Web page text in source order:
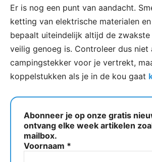
Er is nog een punt van aandacht.
ketting van elektrische materialen
bepaalt uiteindelijk altijd de
veilig genoeg is. Controleer dus niet
campingstekker voor je vertrekt,
koppelstukken als je in de kou gaat
Abonneer je op onze gratis
ontvang elke week artikelen
mailbox.
Voornaam *